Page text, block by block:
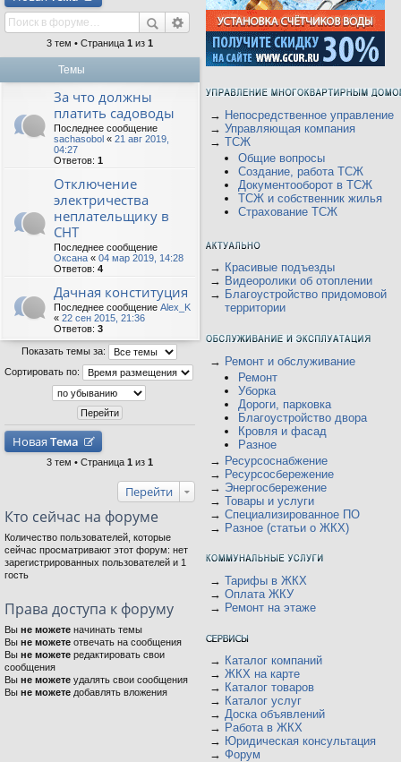
3 тем • Страница 1 из 1
Темы
За что должны
платить садоводы
Последнее сообщение
sachasobol « 21 авг 2019,
04:27
Ответов: 1
Отключение
электричества
неплательщику в
СНТ
Последнее сообщение
Оксана « 04 мар 2019, 14:28
Ответов: 4
Дачная конституция
Последнее сообщение Alex_K
« 22 сен 2015, 21:36
Ответов: 3
Показать темы за:
Сортировать по:
Новая Тема
3 тем • Страница 1 из 1
Перейти
Кто сейчас на форуме
Количество пользователей, которые
сейчас просматривают этот форум: нет
зарегистрированных пользователей и 1
гость
Права доступа к форуму
Вы не можете начинать темы
Вы не можете отвечать на сообщения
Вы не можете редактировать свои
сообщения
Вы не можете удалять свои сообщения
Вы не можете добавлять вложения
→ Непосредственное управление
→ Управляющая компания
→ ТСЖ
Общие вопросы
Создание, работа ТСЖ
Документооборот в ТСЖ
ТСЖ и собственник жилья
Страхование ТСЖ
→ Красивые подъезды
→ Видеоролики об отоплении
→ Благоустройство придомовой
территории
→ Ремонт и обслуживание
Ремонт
Уборка
Дороги, парковка
Благоустройство двора
Кровля и фасад
Разное
→ Ресурсоснабжение
→ Ресурсосбережение
→ Энергосбережение
→ Товары и услуги
→ Специализированное ПО
→ Разное (статьи о ЖКХ)
→ Тарифы в ЖКХ
→ Оплата ЖКУ
→ Ремонт на этаже
→ Каталог компаний
→ ЖКХ на карте
→ Каталог товаров
→ Каталог услуг
→ Доска объявлений
→ Работа в ЖКХ
→ Юридическая консультация
→ Форум